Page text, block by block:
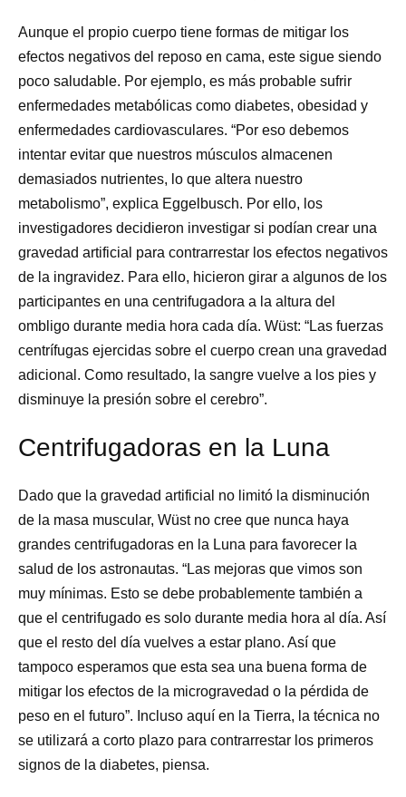
Aunque el propio cuerpo tiene formas de mitigar los
efectos negativos del reposo en cama, este sigue siendo
poco saludable. Por ejemplo, es más probable sufrir
enfermedades metabólicas como diabetes, obesidad y
enfermedades cardiovasculares. “Por eso debemos
intentar evitar que nuestros músculos almacenen
demasiados nutrientes, lo que altera nuestro
metabolismo”, explica Eggelbusch. Por ello, los
investigadores decidieron investigar si podían crear una
gravedad artificial para contrarrestar los efectos negativos
de la ingravidez. Para ello, hicieron girar a algunos de los
participantes en una centrifugadora a la altura del
ombligo durante media hora cada día. Wüst: “Las fuerzas
centrífugas ejercidas sobre el cuerpo crean una gravedad
adicional. Como resultado, la sangre vuelve a los pies y
disminuye la presión sobre el cerebro”.
Centrifugadoras en la Luna
Dado que la gravedad artificial no limitó la disminución
de la masa muscular, Wüst no cree que nunca haya
grandes centrifugadoras en la Luna para favorecer la
salud de los astronautas. “Las mejoras que vimos son
muy mínimas. Esto se debe probablemente también a
que el centrifugado es solo durante media hora al día. Así
que el resto del día vuelves a estar plano. Así que
tampoco esperamos que esta sea una buena forma de
mitigar los efectos de la microgravedad o la pérdida de
peso en el futuro”. Incluso aquí en la Tierra, la técnica no
se utilizará a corto plazo para contrarrestar los primeros
signos de la diabetes, piensa.